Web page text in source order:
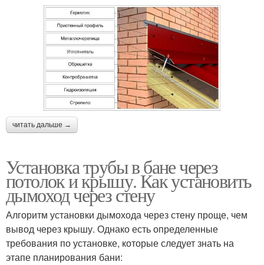
читать дальше →
Установка трубы в бане через
потолок и крышу. Как установить
дымоход через стену
Алгоритм установки дымохода через стену проще, чем
вывод через крышу. Однако есть определенные
требования по установке, которые следует знать на
этапе планирования бани: